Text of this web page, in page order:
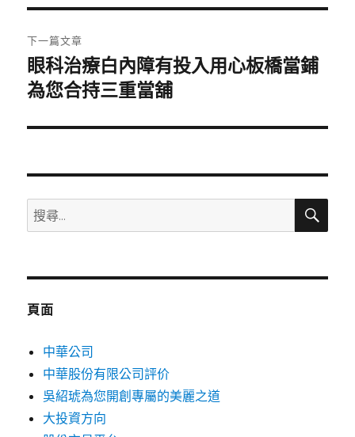
覽
文
章:
下一篇文章
下
一
文
眼科治療白內障有投入用心板橋當鋪
為您合持三重當舖
搜
尋
鍵
搜
頁面
中華公司
中華股份有限公司評价
吳紹琥為您開創專屬的美麗之道
大投資方向